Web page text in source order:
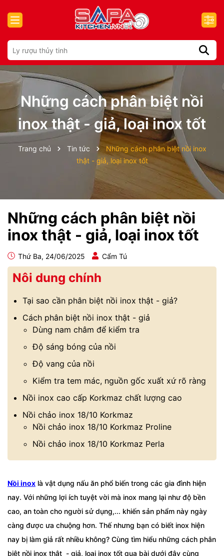
Những cách phân biệt nồi
inox thật - giả, loại inox tốt
Trang chủ Tin tức
Những cách phân biệt nồi inox
thật - giả, loại inox tốt
Những cách phân biệt nồi
inox thật - giả, loại inox tốt
Thứ Ba, 24/06/2025 Cẩm Tú
Nôi dung chính
Tại sao cần phân biệt nồi inox thật - giả?
Cách phân biệt nồi inox thật - giả
Dùng nam châm để kiểm tra
Độ sáng bóng của nồi
Độ vang của nồi
Kiểm tra tem mác, nguồn gốc xuất xứ rõ ràng
Nồi inox cao cấp Korkmaz chất lượng cao
Nồi chảo inox 18/10 Korkmaz
Nồi chảo inox 18/10 Korkmaz Proline
Nồi chảo inox 18/10 Korkmaz Perla
Nồi inox là vật dụng nấu ăn phổ biến trong các gia đình hiện
nay. Với những lợi ích tuyệt vời mà inox mang lại như độ bền
cao, an toàn cho người sử dụng,... khiến sản phẩm này ngày
càng được ưa chuộng hơn. Thế nhưng bạn có biết inox hiện
nay bị làm giả rất nhiều không? Cùng tìm hiểu những cách phân
biệt nồi inox thật - giả, loại inox tốt qua bài dưới đây cùng